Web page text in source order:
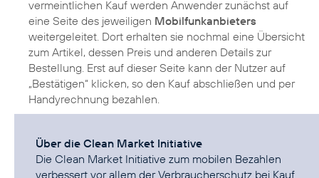
vermeintlichen Kauf werden Anwender zunächst auf
eine Seite des jeweiligen Mobilfunkanbieters
weitergeleitet. Dort erhalten sie nochmal eine Übersicht
zum Artikel, dessen Preis und anderen Details zur
Bestellung. Erst auf dieser Seite kann der Nutzer auf
„Bestätigen“ klicken, so den Kauf abschließen und per
Handyrechnung bezahlen.
Über die Clean Market Initiative
Die Clean Market Initiative zum mobilen Bezahlen
verbessert vor allem der Verbraucherschutz bei Kauf